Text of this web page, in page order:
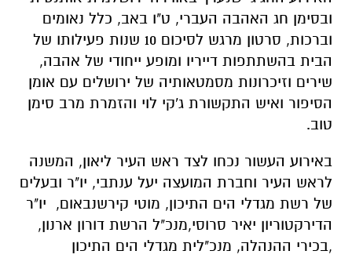
ובסימן חג האהבה העברי, ט"ו באב, כלל נאומים
וברכות, סרטון מרגש לסיכום 10 שנות פעילותו של
הבית בהשתתפות דייריו ומופע ייחודי של אהבה,
שירים וזיכרונות מסמטאותיה של ירושלים עם אומן
הסיפור ואיש התקשורת ג'קי לוי והזמרת מרב סימן
טוב.
באירוע העשור נכחו לצד ראש העיר ליאון, המשנה
לראש העיר וחברת המועצה יעל ענתבי, יו"ר ובעלים
של רשת מגדלי הים התיכון, מוטי קירשנבאום, יו"ר
הדירקטוריון יאיר סרוסי,מנכ"ל הרשת דורון ארנון,
,בכירי ההנהלה, מנכ"לית מגדלי הים התיכון